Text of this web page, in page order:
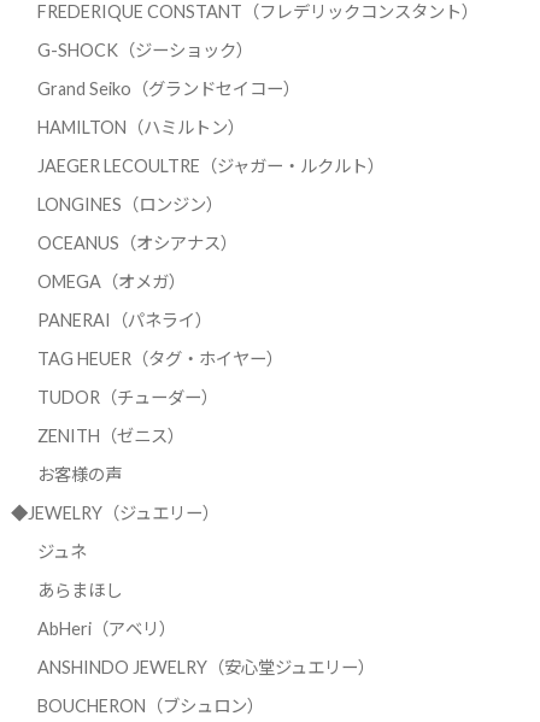
FREDERIQUE CONSTANT（フレデリックコンスタント）
G-SHOCK（ジーショック）
Grand Seiko（グランドセイコー）
HAMILTON（ハミルトン）
JAEGER LECOULTRE（ジャガー・ルクルト）
LONGINES（ロンジン）
OCEANUS（オシアナス）
OMEGA（オメガ）
PANERAI（パネライ）
TAG HEUER（タグ・ホイヤー）
TUDOR（チューダー）
ZENITH（ゼニス）
お客様の声
◆JEWELRY（ジュエリー）
ジュネ
あらまほし
AbHeri（アベリ）
ANSHINDO JEWELRY（安心堂ジュエリー）
BOUCHERON（ブシュロン）